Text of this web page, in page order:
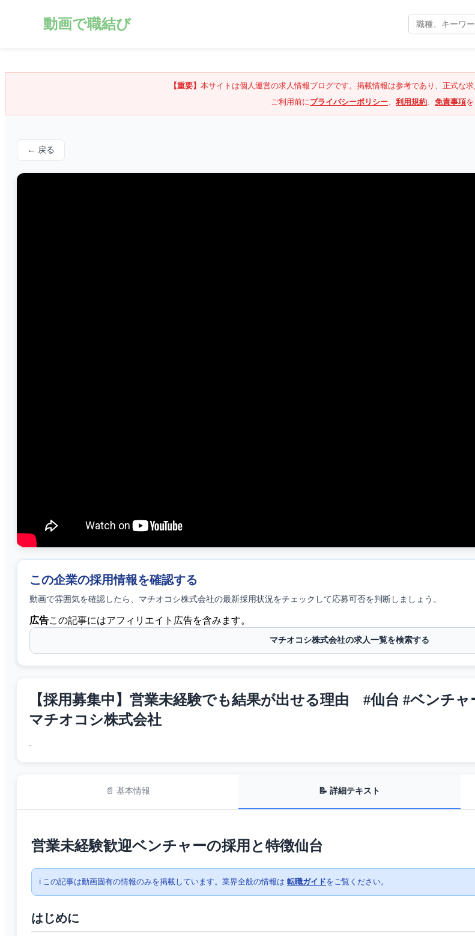
動画で職結び
【重要】 本サイトは個人運営の求人情報ブログです。掲載情報は参考であり、正式な
ご利用前にプライバシーポリシー、 利用規約、 免責事項
← 戻る
この企業の採用情報を確認する
動画で雰囲気を確認したら、 マチオコシ株式会社の最新採用状況をチェックして応募可否を判断しましょう。
広告この記事にはアフィリエイト広告を含みます。
マチオコシ株式会社の求人一覧を検索する
【採用募集中】営業未経験でも結果が出せる理由 #仙台 #ベンチャ
マチオコシ株式会社
-
📄 基本情報 📝 詳細テキスト
営業未経験歓迎ベンチャーの採用と特徴仙台
ℹ️ この記事は動画固有の情報のみを掲載しています。業界全般の情報は 転職ガイドをご覧ください。
はじめに